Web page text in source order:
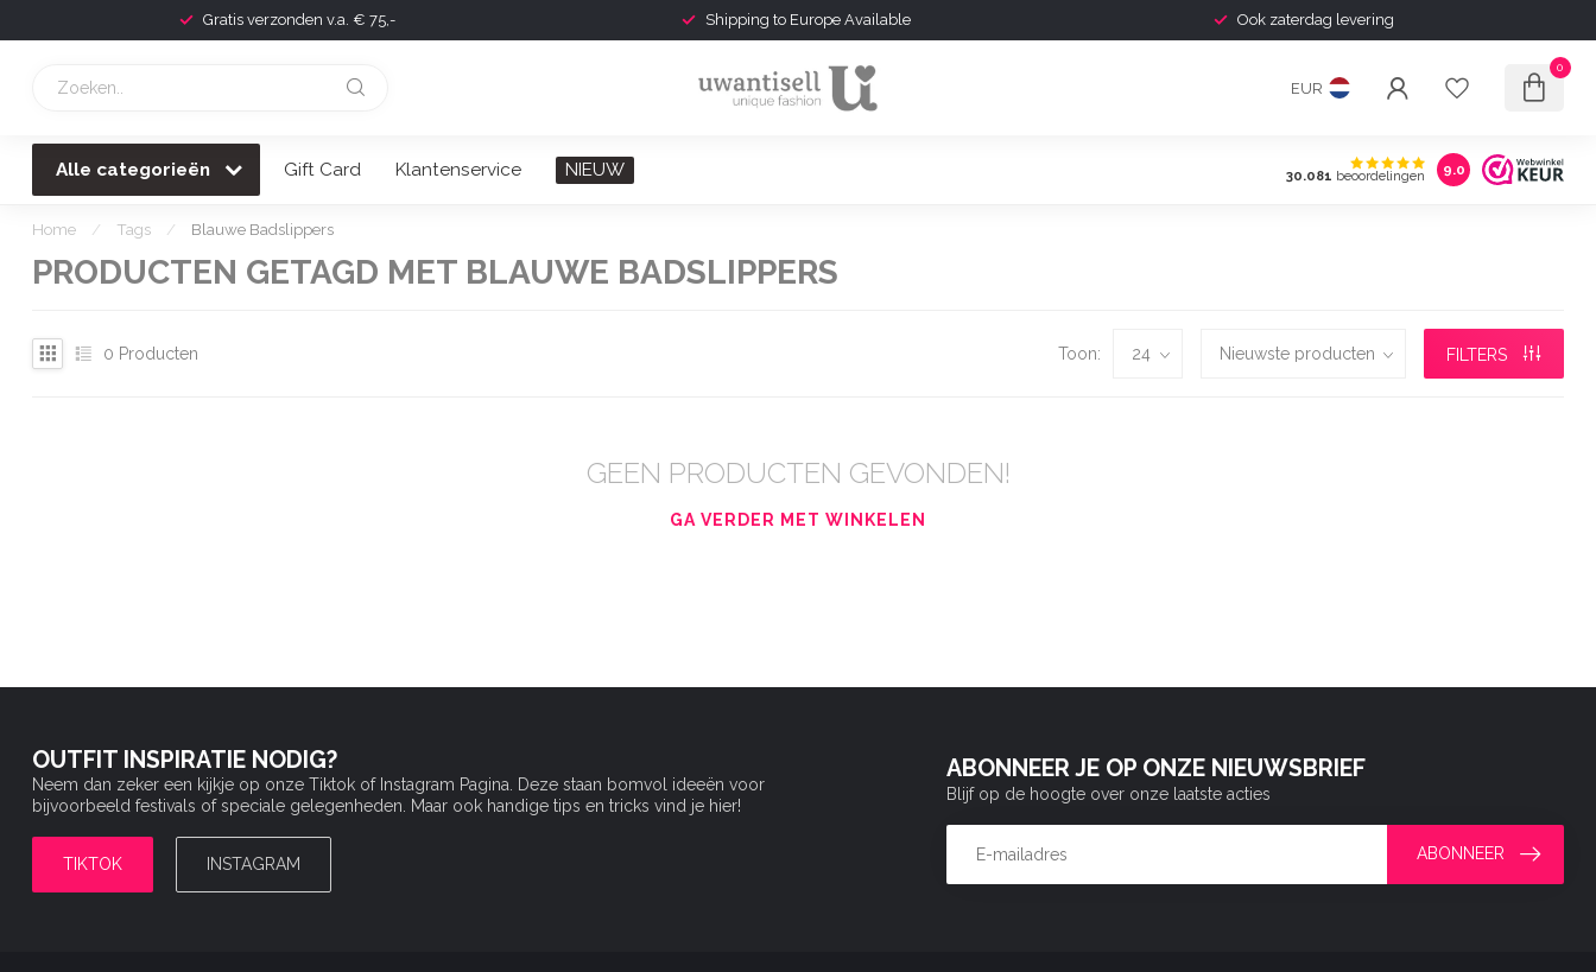
Gratis verzonden v.a. € 75,- Shipping to Europe Available Ook zaterdag levering
EUR
0
Alle categorieën Gift Card Klantenservice NIEUW 30.081 beoordelingen 9.0
Home / Tags / Blauwe Badslippers
PRODUCTEN GETAGD MET BLAUWE BADSLIPPERS
0 Producten Toon: FILTERS
GEEN PRODUCTEN GEVONDEN!
GA VERDER MET WINKELEN
OUTFIT INSPIRATIE NODIG?
Neem dan zeker een kijkje op onze Tiktok of Instagram Pagina. Deze staan bomvol ideeën voor
bijvoorbeeld festivals of speciale gelegenheden. Maar ook handige tips en tricks vind je hier!
TIKTOK INSTAGRAM
ABONNEER JE OP ONZE NIEUWSBRIEF
Blijf op de hoogte over onze laatste acties
ABONNEER